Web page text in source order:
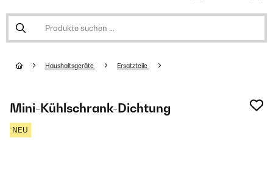
Haushaltsgeräte Ersatzteile
Mini-Kühlschrank-Dichtung
NEU